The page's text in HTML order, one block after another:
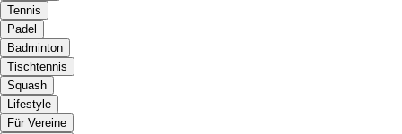
Tennis
Padel
Badminton
Tischtennis
Squash
Lifestyle
Für Vereine